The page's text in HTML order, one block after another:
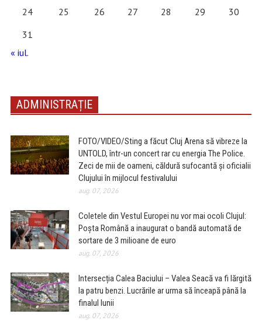
24
25 26 27 28 29
30
31
« iul.
ADMINISTRAȚIE
FOTO/VIDEO/Sting a făcut Cluj Arena să vibreze la
UNTOLD, într-un concert rar cu energia The Police.
Zeci de mii de oameni, căldură sufocantă și oficialii
Clujului în mijlocul festivalului
aug. 07, 2026
Coletele din Vestul Europei nu vor mai ocoli Clujul:
Poșta Română a inaugurat o bandă automată de
sortare de 3 milioane de euro
aug. 07, 2026
Intersecția Calea Baciului – Valea Seacă va fi lărgită
la patru benzi. Lucrările ar urma să înceapă până la
finalul lunii
aug. 07, 2026